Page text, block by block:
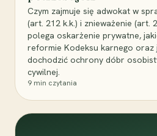
Czym zajmuje się adwokat w
(art. 212 k.k.) i znieważenie (art.
polega oskarżenie prywatne,
reformie Kodeksu karnego oraz
dochodzić ochrony dóbr
cywilnej.
9 min czytania